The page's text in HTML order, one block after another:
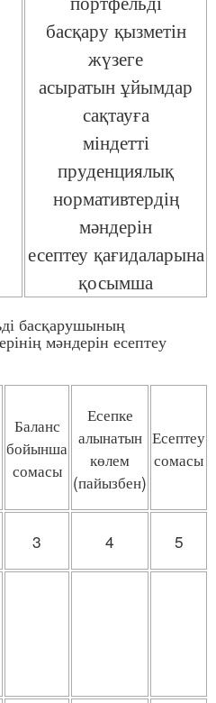
басқару қызметін
жүзеге
асыратын ұйымдар
сақтауға
міндетті
пруденциялық
нормативтердің
мәндерін
есептеу қағидаларына
қосымша
басқарушының
мәндерін есептеу
Баланс
бойынша
сомасы
Есепке
алынатын
көлем
(пайызбен)
Есептеу
сомасы
3 4 5